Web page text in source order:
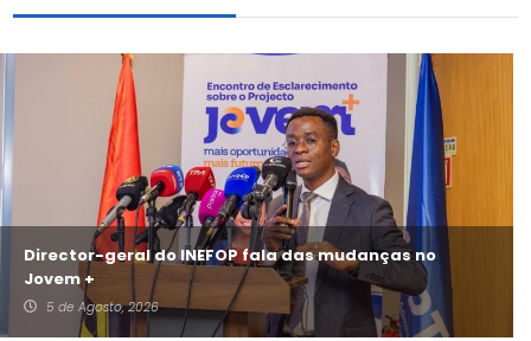
Director-geral do INEFOP fala das mudanças no
Jovem +
5 de Agosto, 2026